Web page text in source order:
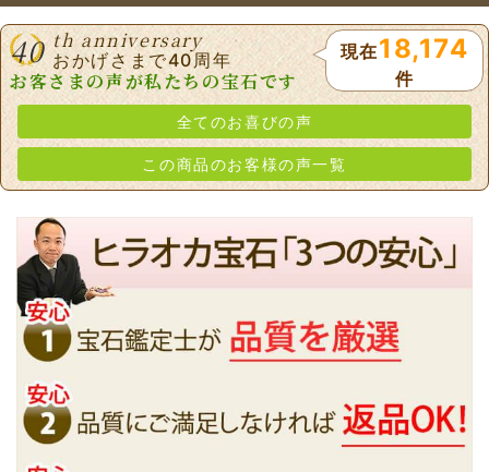
40 th anniversary
おかげさまで40周年
お客さまの声が私たちの宝石です
現在18,174
件
全てのお喜びの声
この商品のお客様の声一覧